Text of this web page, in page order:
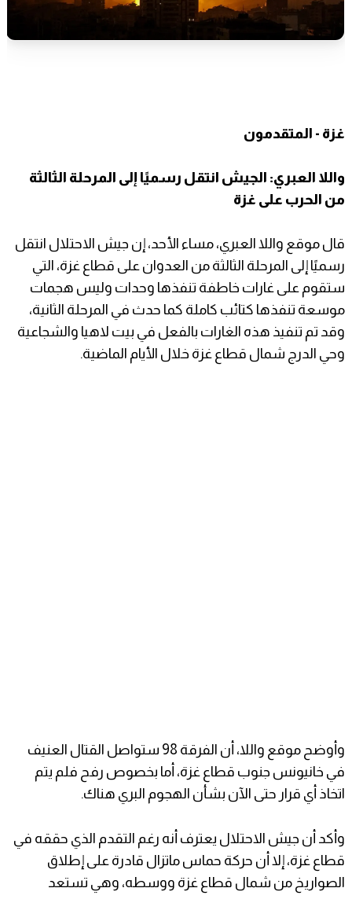
غزة - المتقدمون
واللا العبري: الجيش انتقل رسميًا إلى المرحلة الثالثة
من الحرب على غزة
قال موقع واللا العبري، مساء الأحد، إن جيش الاحتلال انتقل
رسميًا إلى المرحلة الثالثة من العدوان على قطاع غزة، التي
ستقوم على غارات خاطفة تنفذها وحدات وليس هجمات
موسعة تنفذها كتائب كاملة كما حدث في المرحلة الثانية،
وقد تم تنفيذ هذه الغارات بالفعل في بيت لاهيا والشجاعية
وحي الدرج شمال قطاع غزة خلال الأيام الماضية.
وأوضح موقع واللا، أن الفرقة 98 ستواصل القتال العنيف
في خانيونس جنوب قطاع غزة، أما بخصوص رفح فلم يتم
اتخاذ أي قرار حتى الآن بشأن الهجوم البري هناك.
وأكد أن جيش الاحتلال يعترف أنه رغم التقدم الذي حققه في
قطاع غزة، إلا أن حركة حماس ماتزال قادرة على إطلاق
الصواريخ من شمال قطاع غزة ووسطه، وهي تستعد